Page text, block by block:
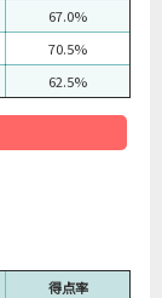
67.0%
70.5%
62.5%
得点率